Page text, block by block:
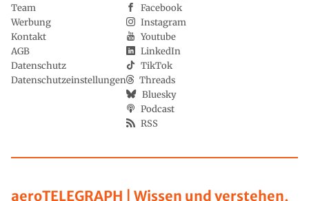
aeroTELEGRAPH | Wissen und verstehen,
Team
Werbung
Kontakt
AGB
Datenschutz
Datenschutzeinstellungen
Facebook
Instagram
Youtube
LinkedIn
TikTok
Threads
Bluesky
Podcast
RSS